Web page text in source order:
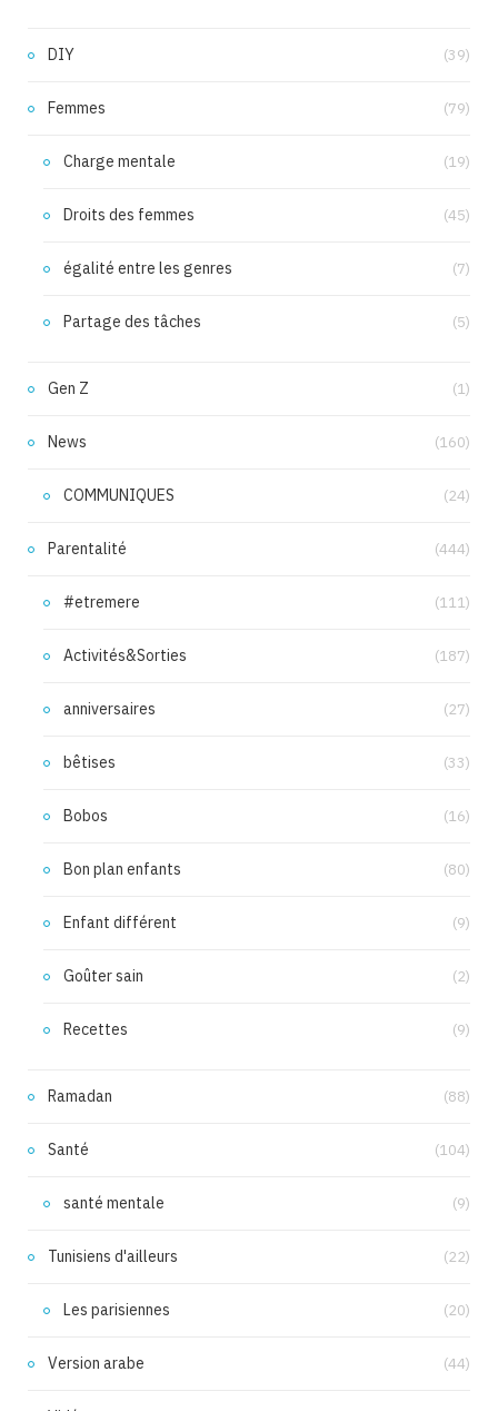
DIY (39)
Femmes (79)
Charge mentale (19)
Droits des femmes (45)
égalité entre les genres (7)
Partage des tâches (5)
Gen Z (1)
News (160)
COMMUNIQUES (24)
Parentalité (444)
#etremere (111)
Activités&Sorties (187)
anniversaires (27)
bêtises (33)
Bobos (16)
Bon plan enfants (80)
Enfant différent (9)
Goûter sain (2)
Recettes (9)
Ramadan (88)
Santé (104)
santé mentale (9)
Tunisiens d'ailleurs (22)
Les parisiennes (20)
Version arabe (44)